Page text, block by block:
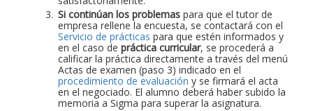
Si continúan los problemas para que el tutor de
empresa rellene la encuesta, se contactará con el
Servicio de prácticas para que estén informados y
en el caso de práctica curricular, se procederá a
calificar la práctica directamente a través del menú
Actas de examen (paso 3) indicado en el
procedimiento de evaluación y se firmará el acta
en el negociado. El alumno deberá haber subido la
memoria a Sigma para superar la asignatura.